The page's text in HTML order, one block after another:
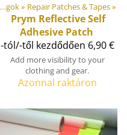
Csináld magad! Szabadtéri felszerelések anyagok‪» Repair Patches & Tapes‪»
Prym Reflective Self
Adhesive Patch
-tól/-től kezdődően 6,90 €
Add more visibility to your
clothing and gear.
Azonnal raktáron